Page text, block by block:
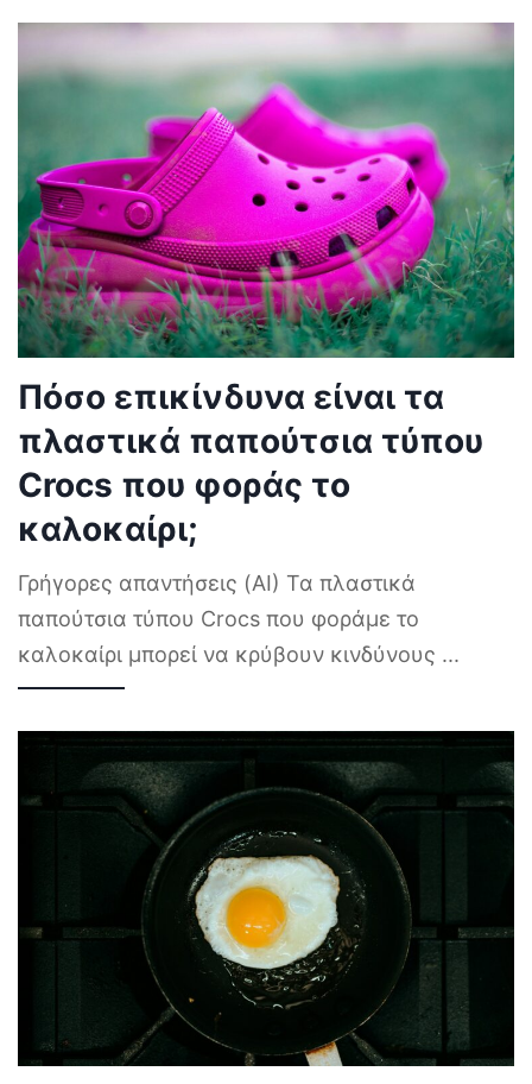
Πόσο επικίνδυνα είναι τα
πλαστικά παπούτσια τύπου
Crocs που φοράς το
καλοκαίρι;
Γρήγορες απαντήσεις (AI) Τα πλαστικά
παπούτσια τύπου Crocs που φοράμε το
καλοκαίρι μπορεί να κρύβουν κινδύνους ...